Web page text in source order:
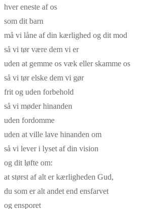
hver eneste af os
som dit barn
må vi låne af din kærlighed og dit mod
så vi tør være dem vi er
uden at gemme os væk eller skamme os
så vi tør elske dem vi gør
frit og uden forbehold
så vi møder hinanden
uden fordomme
uden at ville lave hinanden om
så vi lever i lyset af din vision
og dit løfte om:
at størst af alt er kærligheden Gud,
du som er alt andet end ensfarvet
og ensporet